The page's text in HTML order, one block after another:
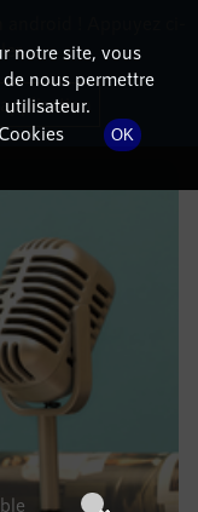
notre site, vous
nous permettre
utilisateur.
OK